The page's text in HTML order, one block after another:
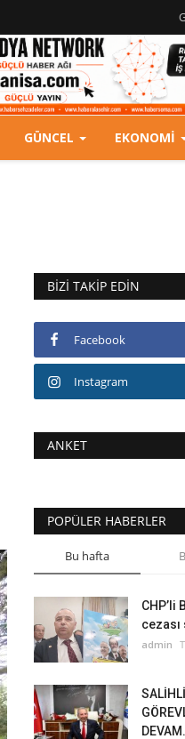
GÜNCEL EKONOMI
BIZI TAKIP EDIN
Facebook
Instagram
ANKET
POPÜLER HABERLER
Bu hafta
CHP’li
admin